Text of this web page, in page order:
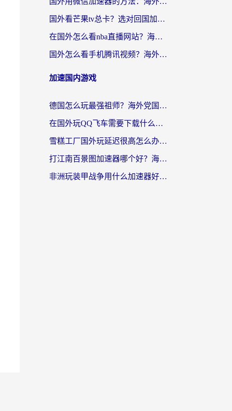
国外看芒果tv总卡？选对回国加速器，轻松追《浪姐》不费劲
在国外怎么看nba直播网站？海外党专属体育观赛指南，告别地区限制！
国外怎么看手机腾讯视频？海外党亲测有效的追剧加速器选择指南
加速国内游戏
德国怎么玩最强祖师？海外党国服游戏加速器选择全攻略（附宝可梦Online实测）
在国外玩QQ飞车需要下载什么加速器呢？海外党亲测有效的国服游戏加速指南
雪糕工厂国外玩延迟很高怎么办？海外玩家国服游戏加速终极攻略（附实测推荐）
打江南百景图加速器哪个好？海外党踩坑N次后，终于找到不卡的秘诀
非洲玩装甲战争用什么加速器好？海外党亲测有效的国服游戏加速方案